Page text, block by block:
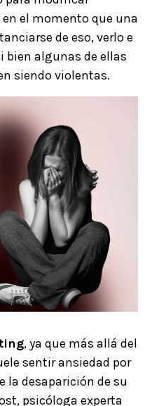
el momento que una
de eso, verlo e
bien algunas de ellas
siendo violentas.
, ya que más allá del
sentir ansiedad por
la desaparición de su
psicóloga experta